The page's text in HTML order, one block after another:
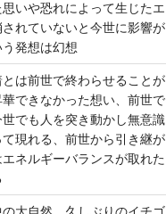
いや恐れによって生じたエ
れていないと今世に影響が
発想は幻想
は前世で終わらせることが
できなかった想い、前世で
でも人を突き動かし無意識
現れる、前世から引き継が
ネルギーバランスが取れた